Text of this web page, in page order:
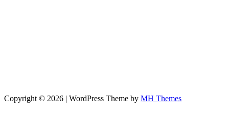
Copyright © 2026 | WordPress Theme by MH Themes